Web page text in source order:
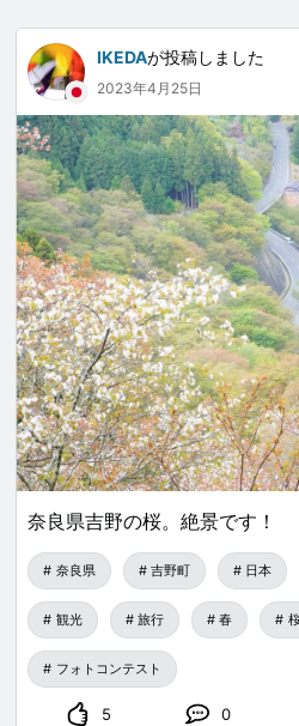
IKEDAが投稿しました
2023年4月25日
奈良県吉野の桜。絶景です！
奈良県 吉野町 日本
観光 旅行 春
フォトコンテスト
5 0